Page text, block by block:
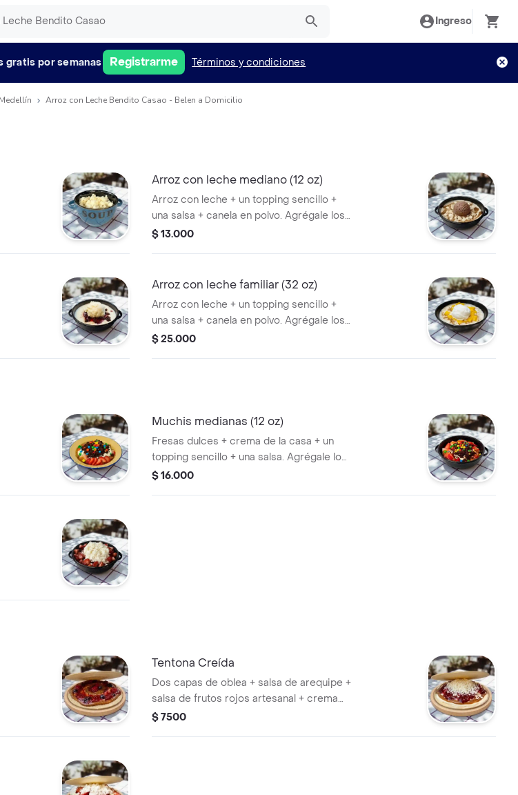
Ingreso
gratis por semanas Registrarme Términos y condiciones
Arroz con Leche Bendito Casao - Belen a Domicilio
Arroz con leche mediano (12 oz)
Arroz con leche + un topping sencillo +
una salsa + canela en polvo. Agrégale los
poderes que quieras!
$ 13.000
Arroz con leche familiar (32 oz)
Arroz con leche + un topping sencillo +
una salsa + canela en polvo. Agrégale los
poderes que quieras!
$ 25.000
Muchis medianas (12 oz)
Fresas dulces + crema de la casa + un
topping sencillo + una salsa. Agrégale los
poderes que quieras!
$ 16.000
Tentona Creída
Dos capas de oblea + salsa de arequipe +
salsa de frutos rojos artesanal + crema
de la casa + queso rallado. Agrégale los
$ 7500